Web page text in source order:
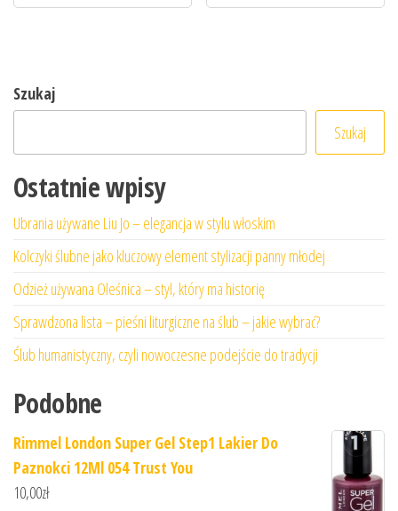
Szukaj
Szukaj
Ostatnie wpisy
Ubrania używane Liu Jo – elegancja w stylu włoskim
Kolczyki ślubne jako kluczowy element stylizacji panny młodej
Odzież używana Oleśnica – styl, który ma historię
Sprawdzona lista – pieśni liturgiczne na ślub – jakie wybrać?
Ślub humanistyczny, czyli nowoczesne podejście do tradycji
Podobne
Rimmel London Super Gel Step1 Lakier Do
Paznokci 12Ml 054 Trust You
10,00zł